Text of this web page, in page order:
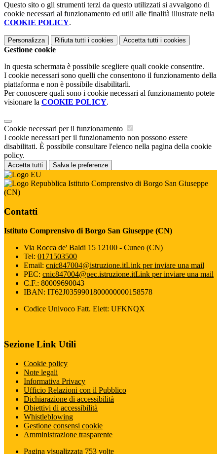
Questo sito o gli strumenti terzi da questo utilizzati si avvalgono di
cookie necessari al funzionamento ed utili alle finalità illustrate nella
COOKIE POLICY.
Personalizza Rifiuta tutti i cookies Accetta tutti i cookies
Gestione cookie
In questa schermata è possibile scegliere quali cookie consentire.
I cookie necessari sono quelli che consentono il funzionamento della
piattaforma e non è possibile disabilitarli.
Per conoscere quali sono i cookie necessari al funzionamento potete
visionare la COOKIE POLICY.
Cookie necessari per il funzionamento
I cookie necessari per il funzionamento non possono essere
disabilitati. È possibile consultare l'elenco nella pagina della cookie
policy.
Accetta tutti Salva le preferenze
Istituto Comprensivo di Borgo San Giuseppe
(CN)
Contatti
Istituto Comprensivo di Borgo San Giuseppe (CN)
Via Rocca de' Baldi 15 12100 - Cuneo (CN)
Tel: 0171503500
Email: cnic847004@istruzione.itLink per inviare una mail
PEC: cnic847004@pec.istruzione.itLink per inviare una mail
C.F.: 80009690043
IBAN: IT62J0359901800000000158578
Codice Univoco Fatt. Elett: UFKNQX
Sezione Link Utili
Cookie policy
Note legali
Informativa Privacy
Ufficio Relazioni con il Pubblico
Dichiarazione di accessibilità
Obiettivi di accessibilità
Whistleblowing
Gestione consensi cookie
Amministrazione trasparente
Pagina visualizzata 753 volte